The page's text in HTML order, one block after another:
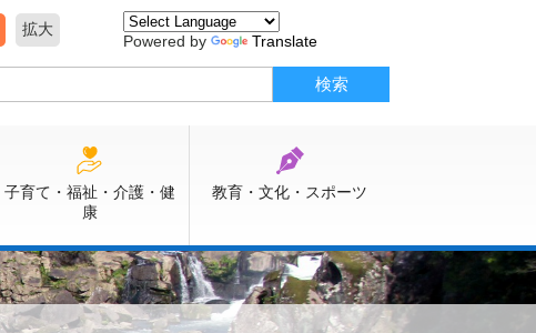
拡大
Powered by Translate
子育て・福祉・介護・健
康
教育・文化・スポーツ